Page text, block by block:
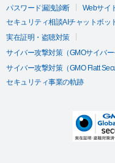
▼成果調査に関して
・成果条件達成後にポイ
合せフォームよりご連絡
・直接スポンサーサイト
い。
・クリック発生から60日
す。
・成果調査完了までにア
・ポイント未付与に関す
でご準備ください。
パスワード漏洩診断
Webサイ
セキュリティ相談AIチャットボッ
実在証明・盗聴対策
サイバー攻撃対策（GMOサイバー
サイバー攻撃対策（GMO Flatt
セキュリティ事業の軌跡